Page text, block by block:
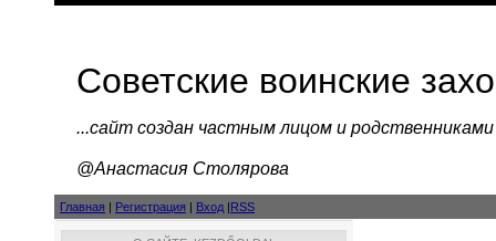
Советские воинские
...cайт создан частным лицом и
@Анастасия Столярова
Главная | Регистрация | Вход |RSS